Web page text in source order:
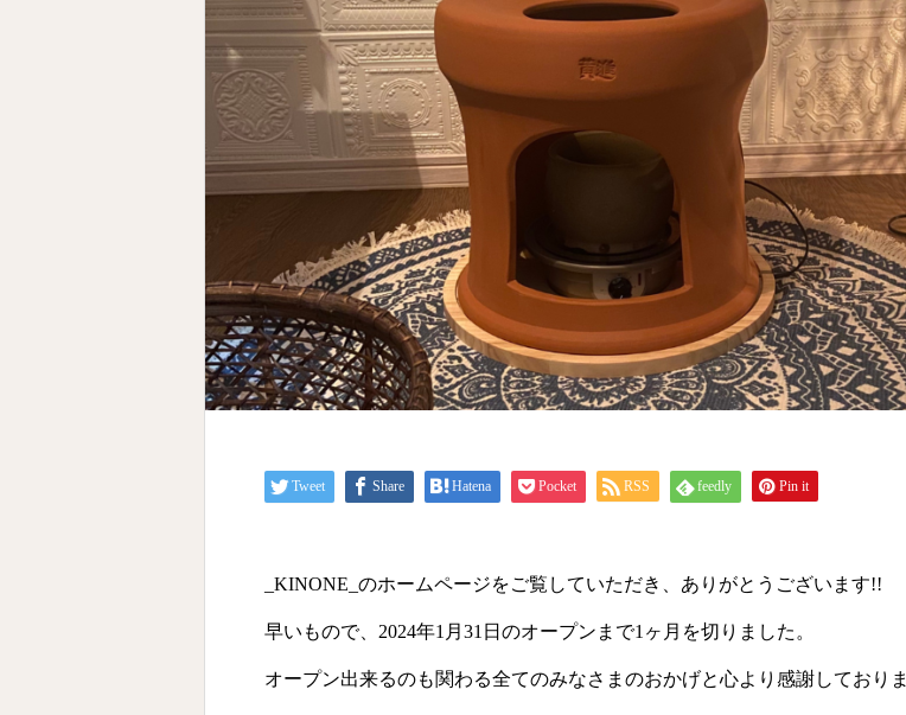
Tweet Share Hatena Pocket RSS feedly Pin it
_KINONE_のホームページをご覧していただき、ありがとうございます!!
早いもので、2024年1月31日のオープンまで1ヶ月を切りました。
オープン出来るのも関わる全てのみなさまのおかげと心より感謝しておりま